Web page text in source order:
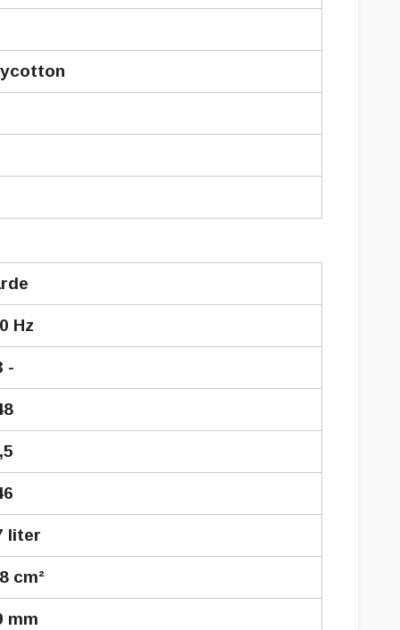
Hz
-
liter
cm²
mm